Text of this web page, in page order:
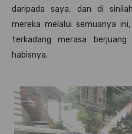
daripada saya, dan di
mereka melalui semuanya
terkadang merasa
habisnya.